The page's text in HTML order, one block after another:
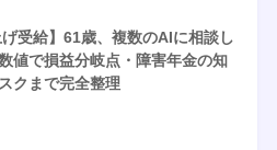
げ受給】61歳、複数のAIに相談し
値で損益分岐点・障害年金の知
クまで完全整理